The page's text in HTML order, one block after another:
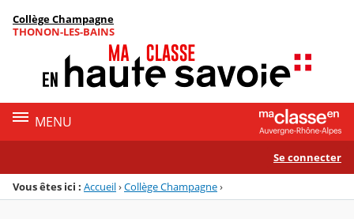
Menu de la rubrique
Contenu
Collège Champagne
THONON-LES-BAINS
MENU
Se connecter
Vous êtes ici : Accueil›Collège Champagne›